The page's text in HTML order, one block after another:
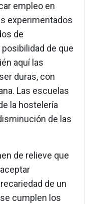
empleo en
experimentados
de
de que
aquí las
duras, con
Las escuelas
la hostelería
de las
de relieve que
de un
cumplen los